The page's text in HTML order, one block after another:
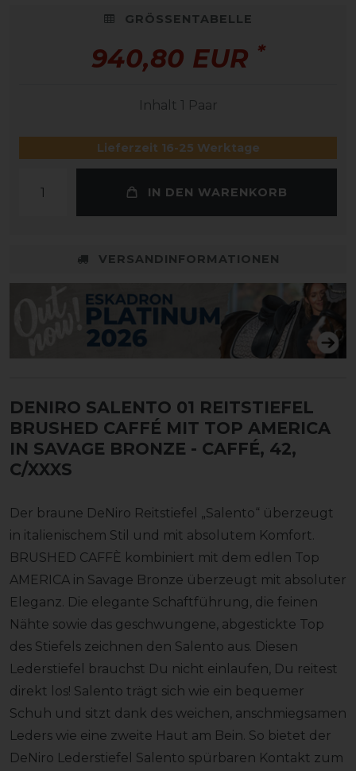
GRÖSSENTABELLE
940,80 EUR *
Inhalt 1 Paar
Lieferzeit 16-25 Werktage
IN DEN WARENKORB
VERSANDINFORMATIONEN
DENIRO SALENTO 01 REITSTIEFEL
BRUSHED CAFFÉ MIT TOP AMERICA
IN SAVAGE BRONZE - CAFFÉ, 42,
C/XXXS
Der braune DeNiro Reitstiefel „Salento“ überzeugt
in italienischem Stil und mit absolutem Komfort.
BRUSHED CAFFÈ kombiniert mit dem edlen Top
AMERICA in Savage Bronze überzeugt mit absoluter
Eleganz. Die elegante Schaftführung, die feinen
Nähte sowie das geschwungene, abgestickte Top
des Stiefels zeichnen den Salento aus. Diesen
Lederstiefel brauchst Du nicht einlaufen, Du reitest
direkt los! Salento trägt sich wie ein bequemer
Schuh und sitzt dank des weichen, anschmiegsamen
Leders wie eine zweite Haut am Bein. So bietet der
DeNiro Lederstiefel Salento spürbaren Kontakt zum